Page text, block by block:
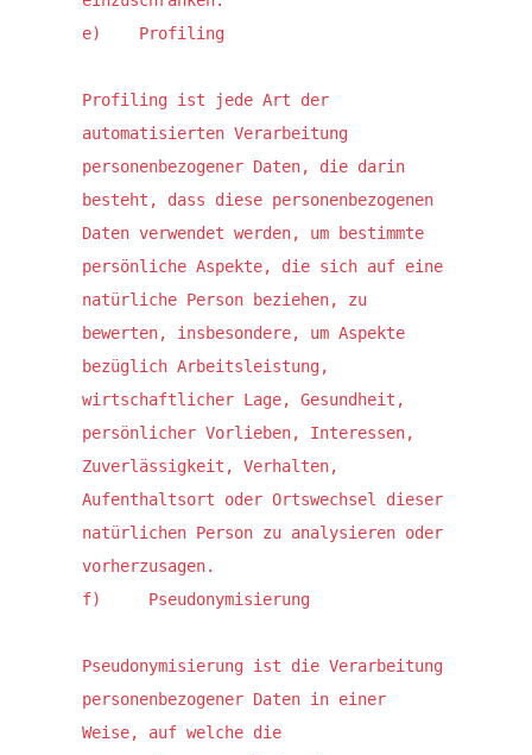
e)    Profiling
Profiling ist jede Art der
automatisierten Verarbeitung
personenbezogener Daten, die darin
besteht, dass diese personenbezogenen
Daten verwendet werden, um bestimmte
persönliche Aspekte, die sich auf eine
natürliche Person beziehen, zu
bewerten, insbesondere, um Aspekte
bezüglich Arbeitsleistung,
wirtschaftlicher Lage, Gesundheit,
persönlicher Vorlieben, Interessen,
Zuverlässigkeit, Verhalten,
Aufenthaltsort oder Ortswechsel dieser
natürlichen Person zu analysieren oder
vorherzusagen.
f)     Pseudonymisierung
Pseudonymisierung ist die Verarbeitung
personenbezogener Daten in einer
Weise, auf welche die